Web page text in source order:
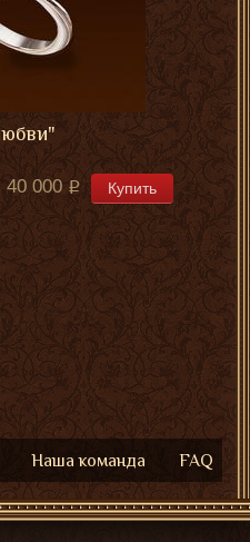
40 000 Купить
Наша команда FAQ